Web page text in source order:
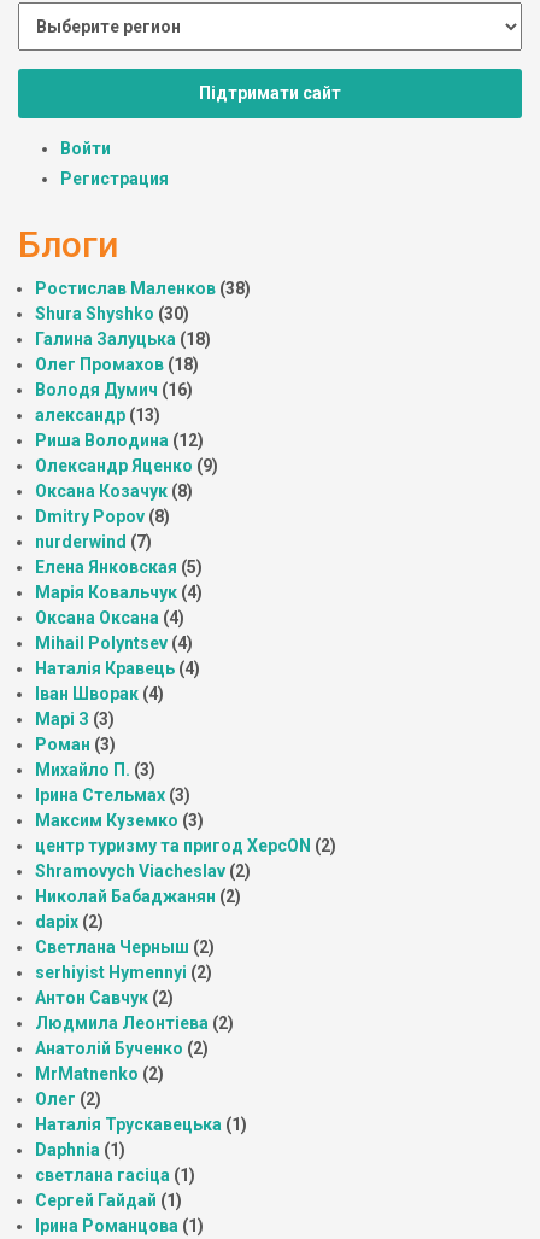
Підтримати сайт
Войти
Регистрация
Блоги
Ростислав Маленков (38)
Shura Shyshko (30)
Галина Залуцька (18)
Олег Промахов (18)
Володя Думич (16)
александр (13)
Риша Володина (12)
Олександр Яценко (9)
Оксана Козачук (8)
Dmitry Popov (8)
nurderwind (7)
Елена Янковская (5)
Марія Ковальчук (4)
Оксана Оксана (4)
Mihail Polyntsev (4)
Наталія Кравець (4)
Іван Шворак (4)
Марі З (3)
Роман (3)
Михайло П. (3)
Ірина Стельмах (3)
Максим Куземко (3)
центр туризму та пригод ХерсON (2)
Shramovych Viacheslav (2)
Николай Бабаджанян (2)
dapix (2)
Светлана Черныш (2)
serhiyist Hymennyi (2)
Антон Савчук (2)
Людмила Леонтіева (2)
Анатолій Бученко (2)
MrMatnenko (2)
Олег (2)
Наталія Трускавецька (1)
Daphnia (1)
светлана гасіца (1)
Сергей Гайдай (1)
Ірина Романцова (1)